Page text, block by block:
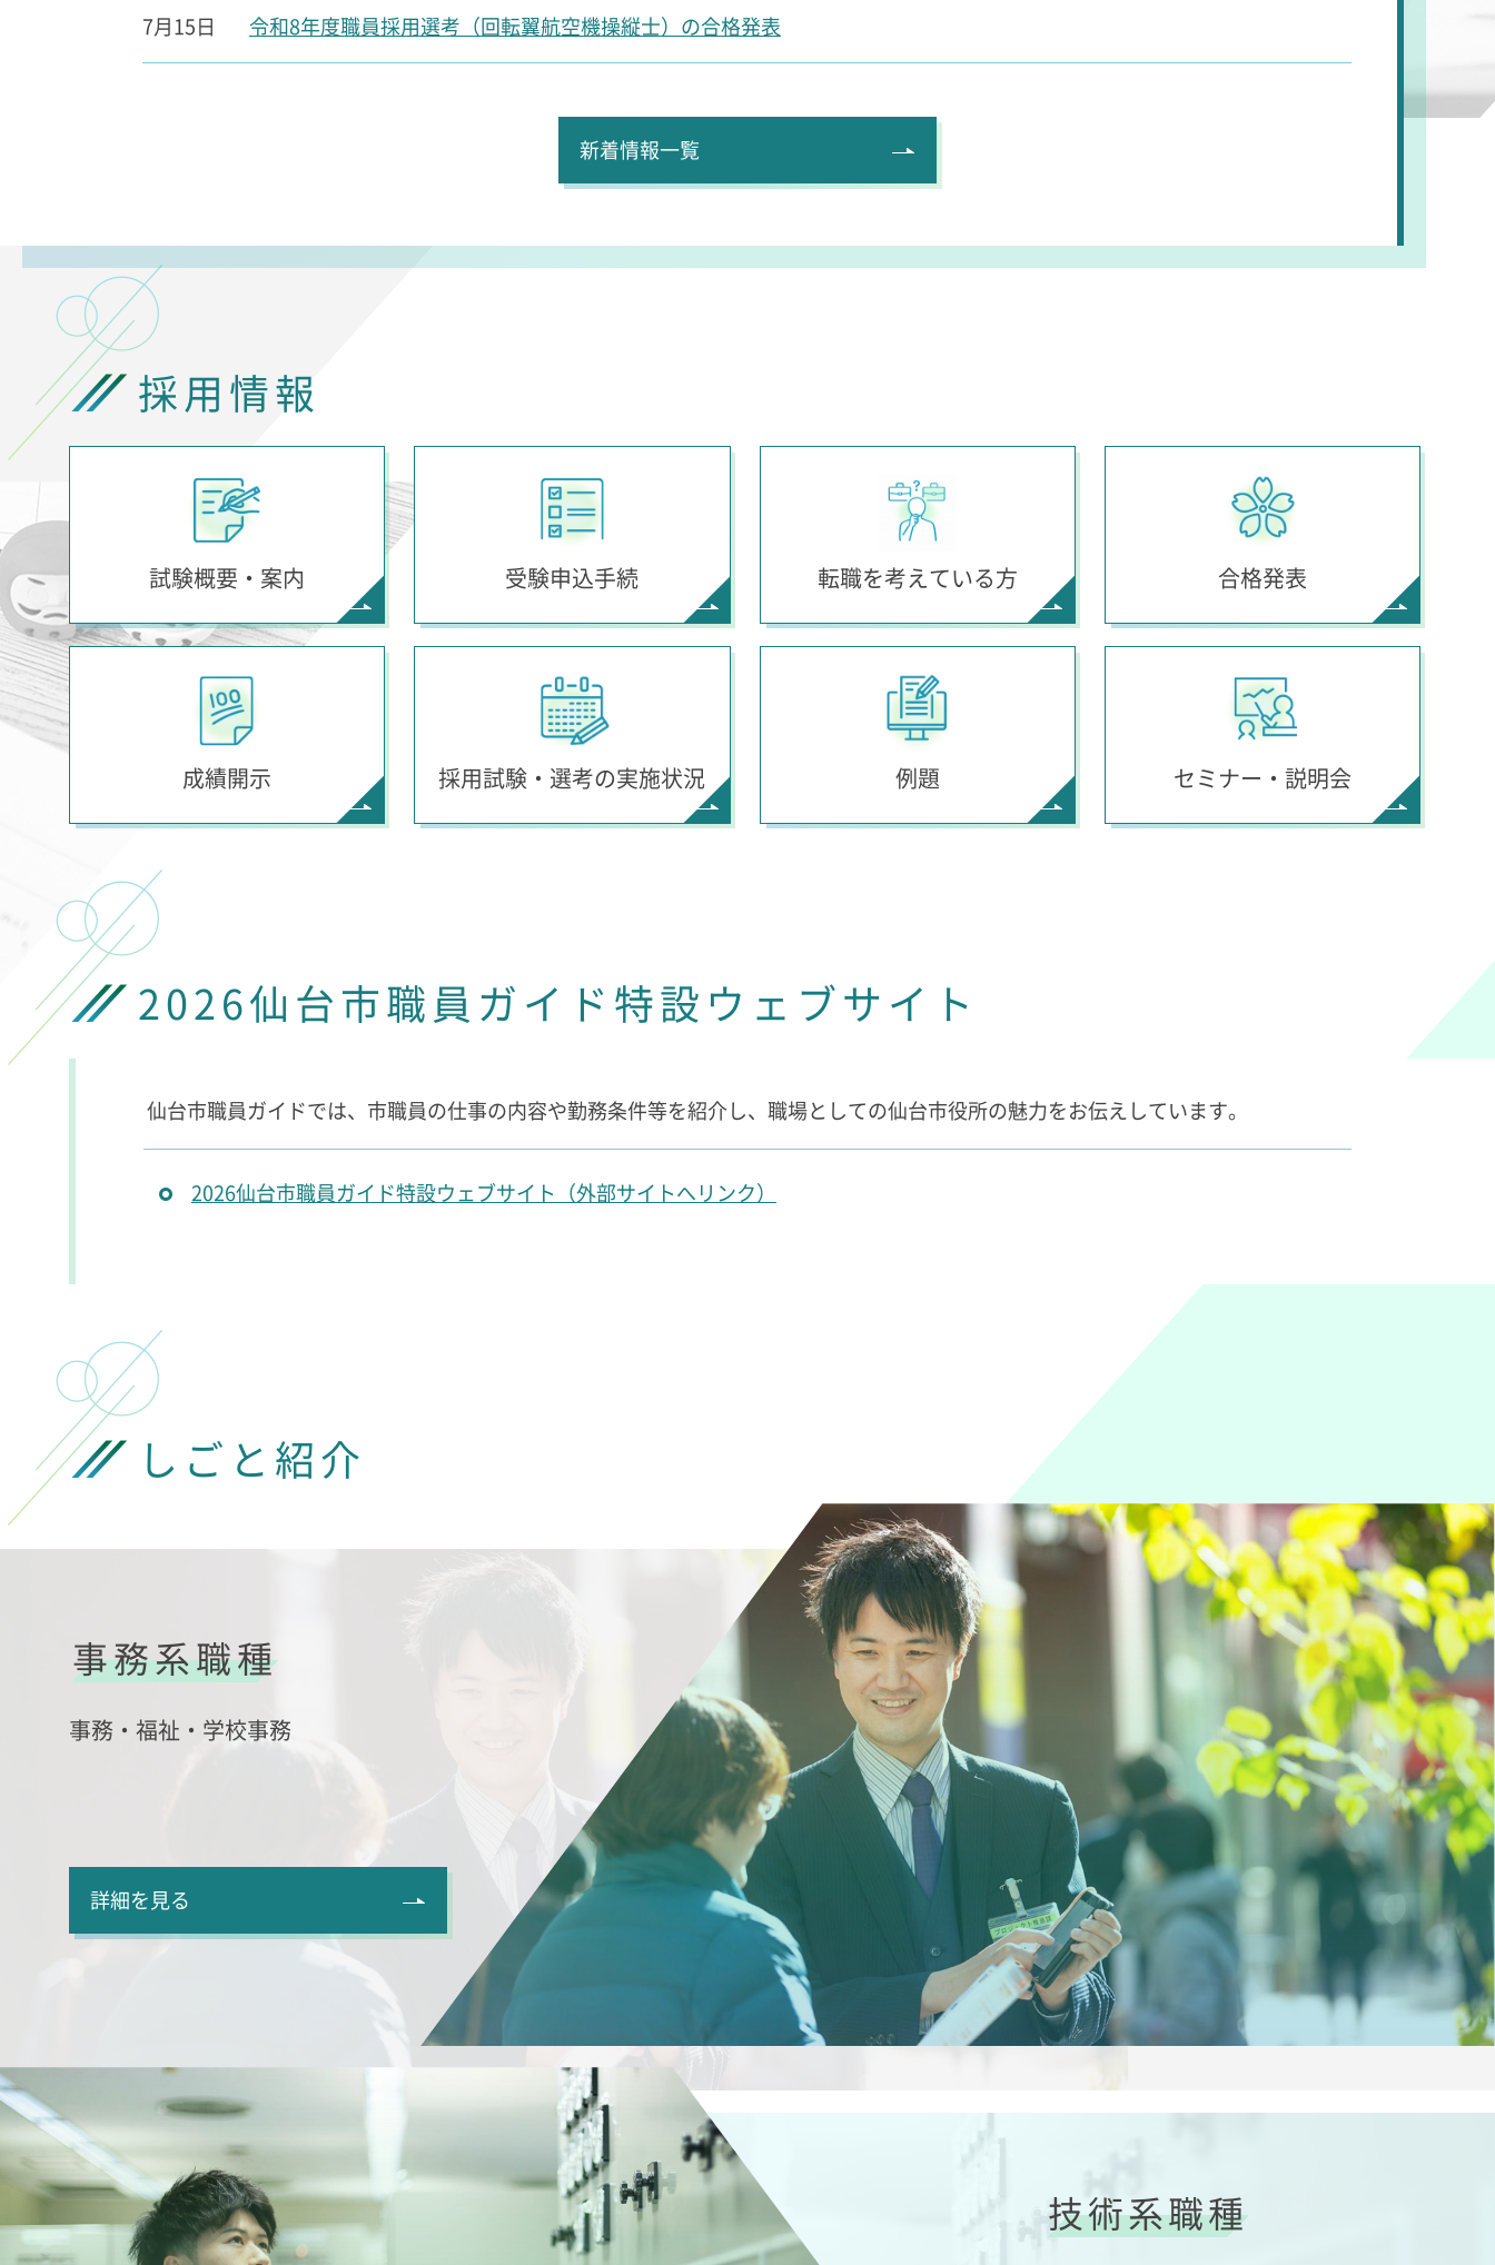
7月15日 令和8年度職員採用選考（回転翼航空機操縦士）の合格発表
新着情報一覧
採用情報
試験概要・案内 受験申込手続 転職を考えている方 合格発表
成績開示 採用試験・選考の実施状況 例題 セミナー・説明会
2026仙台市職員ガイド特設ウェブサイト
仙台市職員ガイドでは、市職員の仕事の内容や勤務条件等を紹介し、職場としての仙台市役所の魅力をお伝えしています。
2026仙台市職員ガイド特設ウェブサイト（外部サイトへリンク）
しごと紹介
事務系職種
事務・福祉・学校事務
詳細を見る
技術系職種